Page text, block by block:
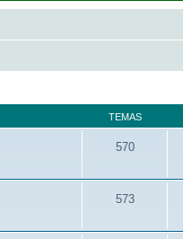
TEMAS
570
573